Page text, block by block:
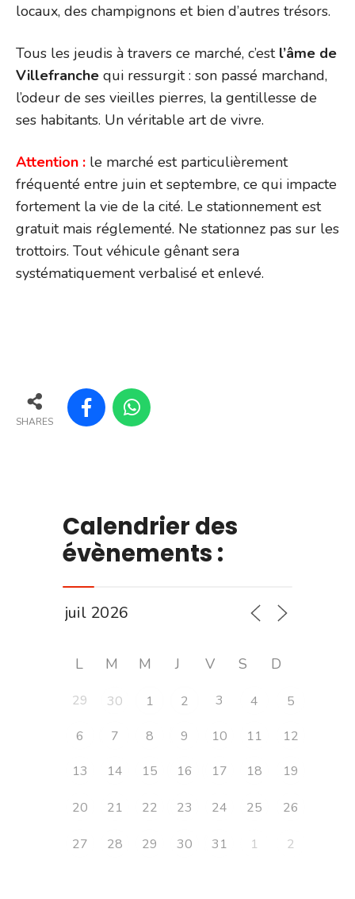
locaux, des champignons et bien d’autres trésors.
Tous les jeudis à travers ce marché, c’est l’âme de
Villefranche qui ressurgit : son passé marchand,
l’odeur de ses vieilles pierres, la gentillesse de
ses habitants. Un véritable art de vivre.
Attention : le marché est particulièrement
fréquenté entre juin et septembre, ce qui impacte
fortement la vie de la cité. Le stationnement est
gratuit mais réglementé. Ne stationnez pas sur les
trottoirs. Tout véhicule gênant sera
systématiquement verbalisé et enlevé.
SHARES
Calendrier des
évènements :
L M M J V S D
29 30 1 2 3 4
5
6
7 8 9 10 11
12
13
14 15 16 17 18 19
20 21 22 23 24 25 26
27 28 29 30 31 1 2